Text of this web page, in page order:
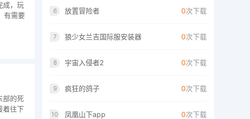
成，玩
有需要
部的死
着往下
6 放置冒险者 0次下载
7 狼少女兰吉国际服安装器 0次下载
8 宇宙入侵者2 0次下载
9 疯狂的鸽子 0次下载
10 凤凰山下app 0次下载